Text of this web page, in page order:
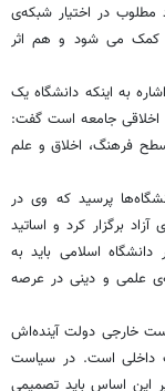
مطلوب در اختیار شبکه‌ی
کمک می شود و هم اثر
به اینکه دانشگاه یک
جامعه است گفت:
سطح فرهنگ، اخلاق و علم
پرسید که وی در
برگزار کرد و اساتید
دانشگاه اسلامی باید به
علمی و دینی در عرصه
خارجی دولت آینده‌اش
داخلی است. در سیاست
این اساس باید تصمیمی